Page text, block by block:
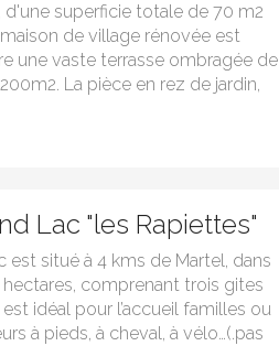
superficie totale de 70 m2
de village rénovée est
une vaste terrasse ombragée de
La pièce en rez de jardin,
Lac "les Rapiettes"
est situé à 4 kms de Martel, dans
comprenant trois gites
idéal pour l’accueil familles ou
à pieds, à cheval, à vélo…(.pas